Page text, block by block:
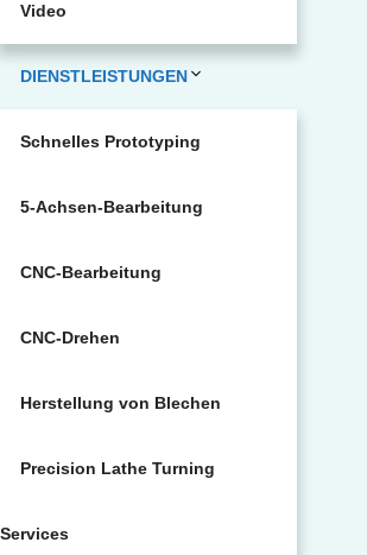
Video
DIENSTLEISTUNGEN
Schnelles Prototyping
5-Achsen-Bearbeitung
CNC-Bearbeitung
CNC-Drehen
Herstellung von Blechen
Precision Lathe Turning
Services